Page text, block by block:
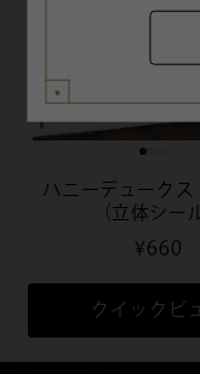
ハニーデュークス
（立体シー
通
常
価
格
¥660
クイックビ